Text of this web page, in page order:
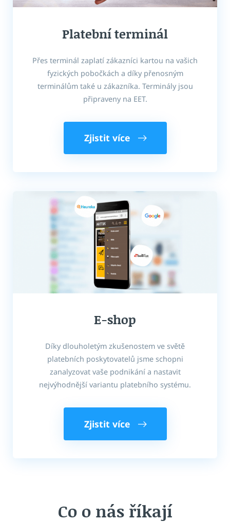
Platební terminál
Přes terminál zaplatí zákazníci kartou na vašich
fyzických pobočkách a díky přenosným
terminálům také u zákazníka. Terminály jsou
připraveny na EET.
Zjistit více
E-shop
Díky dlouholetým zkušenostem ve světě
platebních poskytovatelů jsme schopni
zanalyzovat vaše podnikání a nastavit
nejvýhodnější variantu platebního systému.
Zjistit více
Co o nás říkají